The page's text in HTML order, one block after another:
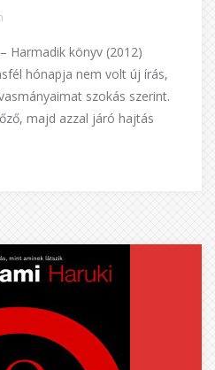
Harmadik könyv (2012)
hónapja nem volt új írás,
szokás szerint.
majd azzal járó hajtás